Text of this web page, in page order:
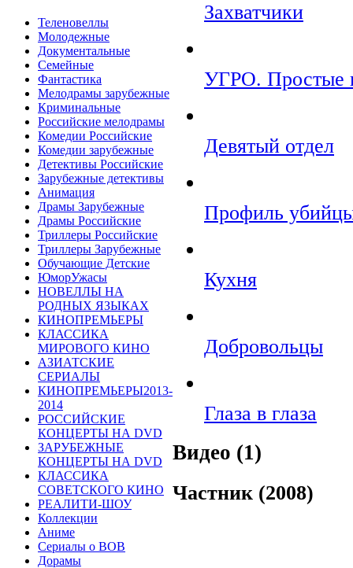
Теленовеллы
Молодежные
Документальные
Семейные
Фантастика
Мелодрамы зарубежные
Криминальные
Российские мелодрамы
Комедии Российские
Комедии зарубежные
Детективы Российские
Зарубежные детективы
Анимация
Драмы Зарубежные
Драмы Российские
Триллеры Российские
Триллеры Зарубежные
Обучающие Детские
ЮморУжасы
НОВЕЛЛЫ НА
РОДНЫХ ЯЗЫКАХ
КИНОПРЕМЬЕРЫ
КЛАССИКА
МИРОВОГО КИНО
АЗИАТСКИЕ
СЕРИАЛЫ
КИНОПРЕМЬЕРЫ2013-
2014
РОССИЙСКИЕ
КОНЦЕРТЫ НА DVD
ЗАРУБЕЖНЫЕ
КОНЦЕРТЫ НА DVD
КЛАССИКА
СОВЕТСКОГО КИНО
РЕАЛИТИ-ШОУ
Коллекции
Аниме
Сериалы о ВОВ
Дорамы
Захватчики
УГРО. Простые
Девятый отдел
Профиль
Кухня
Добровольцы
Глаза в глаза
Видео (1)
Частник (2008)